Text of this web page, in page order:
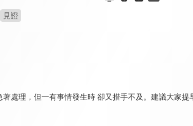
見證
處理，但一有事情發生時 卻又措手不及。建議大家